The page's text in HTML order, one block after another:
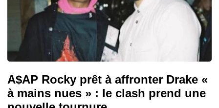
A$AP Rocky prêt à affronter Drake «
à mains nues » : le clash prend une